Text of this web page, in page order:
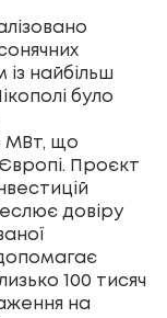
найбільш
було
МВт, що
Проєкт
довіру
100 тисяч
на